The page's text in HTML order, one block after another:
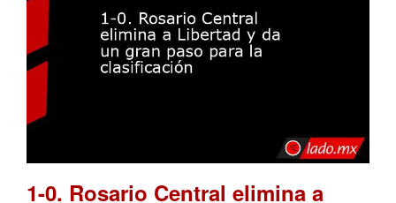
1-0. Rosario Central elimina a